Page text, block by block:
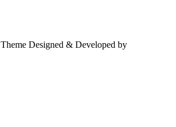
Theme Designed & Developed by